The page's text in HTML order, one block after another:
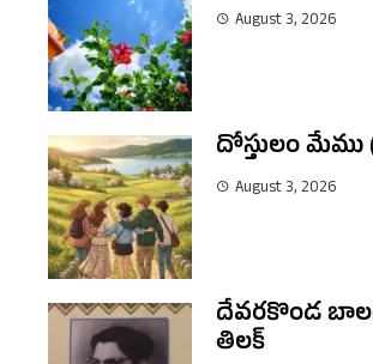
August 3, 2026
దోస్తులం మేము
August 3, 2026
దేవరకొండ
తిలక్